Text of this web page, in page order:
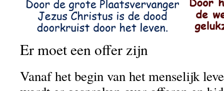
Er moet een offer zijn
Vanaf het begin van het menselijk